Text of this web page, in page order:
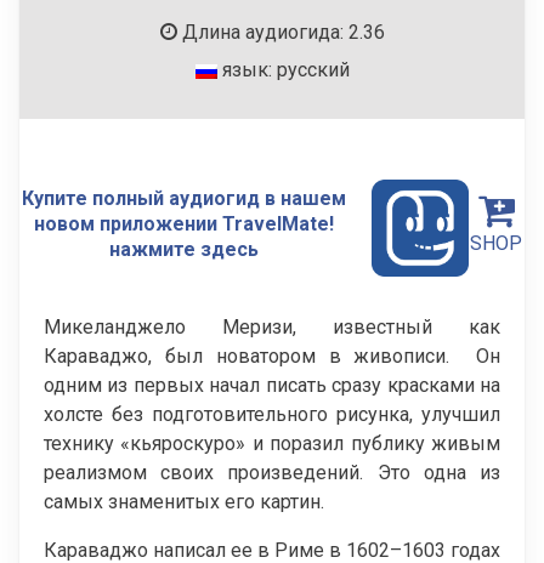
Длина аудиогида: 2.36
язык: русский
Купите полный аудиогид в нашем
новом приложении TravelMate!
нажмите здесь
SHOP
Микеланджело Меризи, известный как
Караваджо, был новатором в живописи. Он
одним из первых начал писать сразу красками на
холсте без подготовительного рисунка, улучшил
технику «кьяроскуро» и поразил публику живым
реализмом своих произведений. Это одна из
самых знаменитых его картин.
Караваджо написал ее в Риме в 1602–1603 годах